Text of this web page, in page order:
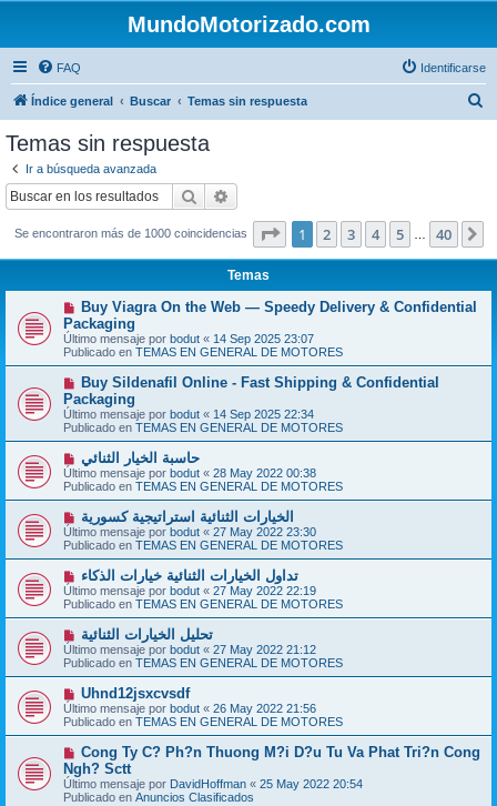
MundoMotorizado.com
FAQ Identificarse
Índice general Buscar Temas sin respuesta
Temas sin respuesta
Ir a búsqueda avanzada
Buscar
Se encontraron más de 1000 coincidencias Página de 40
1 2 3 4 5 40
Temas
N
e
v
o
m
n
s
a
Buy Viagra On the Web — Speedy Delivery & Confidential
Packaging
Último mensaje por bodut « 14 Sep 2025 23:07
Publicado en TEMAS EN GENERAL DE MOTORES
N
e
v
o
m
e
n
s
a
e
Buy Sildenafil Online - Fast Shipping & Confidential
Packaging
Último mensaje por bodut « 14 Sep 2025 22:34
Publicado en TEMAS EN GENERAL DE MOTORES
u
e
v
m
e
n
s
a
j
e
حاسبة الخيار الثنائي
Último mensaje por bodut « 28 May 2022 00:38
Publicado en TEMAS EN GENERAL DE MOTORES
N
u
e
v
m
e
n
s
a
j
e
الخيارات الثنائية استراتيجية كسورية
Último mensaje por bodut « 27 May 2022 23:30
Publicado en TEMAS EN GENERAL DE MOTORES
N
u
e
v
m
e
n
s
a
j
e
تداول الخيارات الثنائية خيارات الذكاء
Último mensaje por bodut « 27 May 2022 22:19
Publicado en TEMAS EN GENERAL DE MOTORES
N
u
e
v
o
m
e
n
s
a
j
e
تحليل الخيارات الثنائية
Último mensaje por bodut « 27 May 2022 21:12
Publicado en TEMAS EN GENERAL DE MOTORES
N
u
e
v
m
e
n
s
Uhnd12jsxcvsdf
Último mensaje por bodut « 26 May 2022 21:56
Publicado en TEMAS EN GENERAL DE MOTORES
N
e
v
o
Cong Ty C? Ph?n Thuong M?i D?u Tu Va Phat Tri?n Cong
Ngh? Sctt
Último mensaje por DavidHoffman « 25 May 2022 20:54
Publicado en Anuncios Clasificados